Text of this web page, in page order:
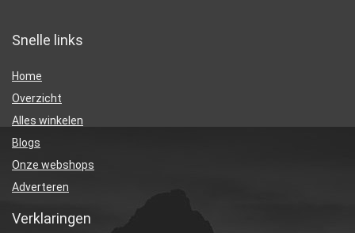
Snelle links
Home
Overzicht
Alles winkelen
Blogs
Onze webshops
Adverteren
Verklaringen